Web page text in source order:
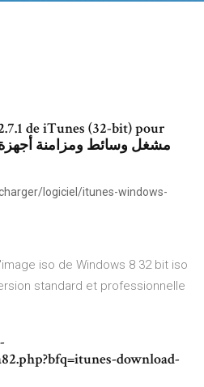
de iTunes (32-bit) pour
logiciel/itunes-windows-
iso de Windows 8 32 bit iso
standard et professionnelle
download-